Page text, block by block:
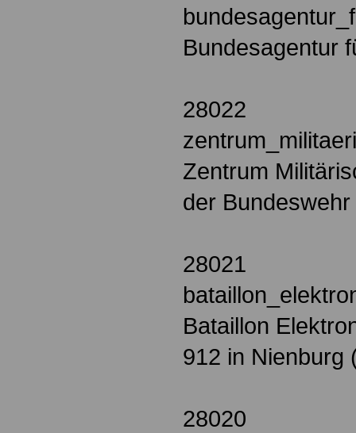
Bundesagentur
28022
Zentrum
der
28021
Bataillon
912 in Nienburg
28020